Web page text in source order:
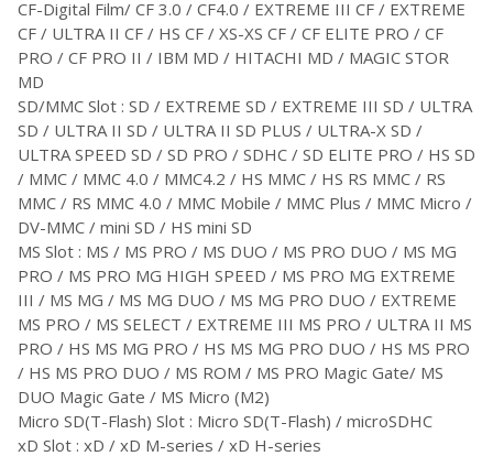
CF-Digital Film/ CF 3.0 / CF4.0 / EXTREME III CF / EXTREME
CF / ULTRA II CF / HS CF / XS-XS CF / CF ELITE PRO / CF
PRO / CF PRO II / IBM MD / HITACHI MD / MAGIC STOR
MD
SD/MMC Slot : SD / EXTREME SD / EXTREME III SD / ULTRA
SD / ULTRA II SD / ULTRA II SD PLUS / ULTRA-X SD /
ULTRA SPEED SD / SD PRO / SDHC / SD ELITE PRO / HS SD
/ MMC / MMC 4.0 / MMC4.2 / HS MMC / HS RS MMC / RS
MMC / RS MMC 4.0 / MMC Mobile / MMC Plus / MMC Micro /
DV-MMC / mini SD / HS mini SD
MS Slot : MS / MS PRO / MS DUO / MS PRO DUO / MS MG
PRO / MS PRO MG HIGH SPEED / MS PRO MG EXTREME
III / MS MG / MS MG DUO / MS MG PRO DUO / EXTREME
MS PRO / MS SELECT / EXTREME III MS PRO / ULTRA II MS
PRO / HS MS MG PRO / HS MS MG PRO DUO / HS MS PRO
/ HS MS PRO DUO / MS ROM / MS PRO Magic Gate/ MS
DUO Magic Gate / MS Micro (M2)
Micro SD(T-Flash) Slot : Micro SD(T-Flash) / microSDHC
xD Slot : xD / xD M-series / xD H-series